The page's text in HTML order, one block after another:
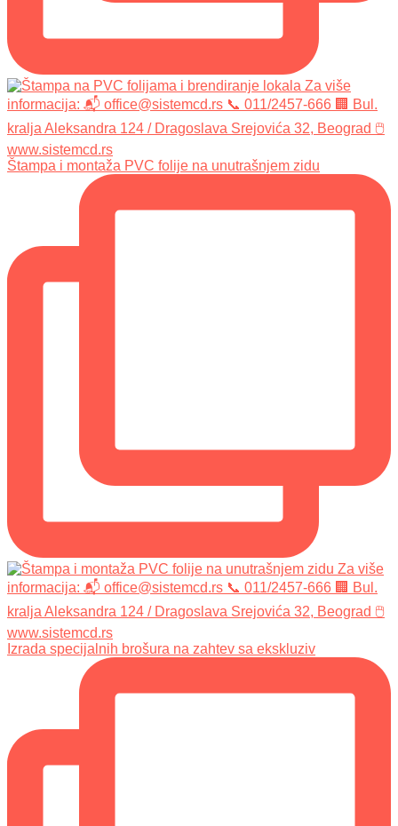
Štampa i montaža PVC folije na unutrašnjem zidu
Izrada specijalnih brošura na zahtev sa ekskluziv